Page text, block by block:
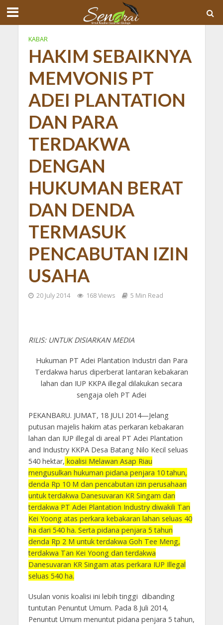
KABAR
HAKIM SEBAIKNYA
MEMVONIS PT
ADEI PLANTATION
DAN PARA
TERDAKWA
DENGAN
HUKUMAN BERAT
DAN DENDA
TERMASUK
PENCABUTAN IZIN
USAHA
20 July 2014 168 Views 5 Min Read
RILIS: UNTUK DISIARKAN MEDIA
Hukuman PT Adei Plantation Industri dan Para
Terdakwa harus diperberat lantaran kebakaran
lahan dan IUP KKPA illegal dilakukan secara
sengaja oleh PT Adei
PEKANBARU. JUMAT, 18 JULI 2014—Jelang
putusan majelis hakim atas perkaran kebakaran
lahan dan IUP illegal di areal PT Adei Plantation
and Industry KKPA Desa Batang Nilo Kecil seluas
540 hektar, koalisi Melawan Asap Riau
mengusulkan hukuman pidana penjara 10 tahun,
denda Rp 10 M dan pencabutan izin perusahaan
untuk terdakwa Danesuvaran KR Singam dan
terdakwa PT Adei Plantation Industry diwakili Tan
Kei Yoong atas perkara kebakaran lahan seluas 40
ha dari 540 ha. Serta pidana penjara 5 tahun
denda Rp 2 M untuk terdakwa Goh Tee Meng,
terdakwa Tan Kei Yoong dan terdakwa
Danesuvaran KR Singam atas perkara IUP Illegal
seluas 540 ha.
Usulan vonis koalisi ini lebih tinggi dibanding
tuntutan Penuntut Umum. Pada 8 Juli 2014,
Penuntut Umum menuntut pidana penjara 5 tahun,